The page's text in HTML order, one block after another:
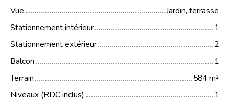
Vue
Jardin, terrasse
Stationnement intérieur
1
Stationnement extérieur
2
Balcon
1
Terrain
584m²
Niveaux (RDC inclus)
1